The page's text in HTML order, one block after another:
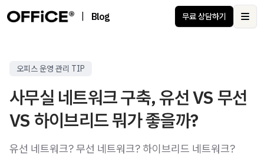
Blog 무료 상담하기
오피스 운영 관리 TIP
사무실 네트워크 구축, 유선 VS 무선
VS 하이브리드 뭐가 좋을까?
유선 네트워크? 무선 네트워크? 하이브리드 네트워크?